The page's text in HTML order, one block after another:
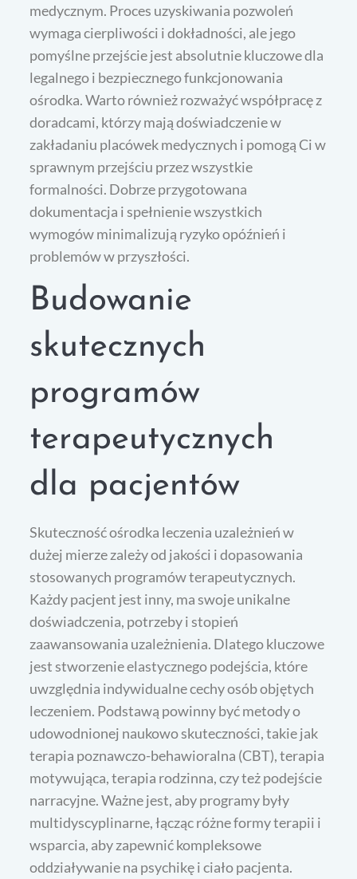
medycznym. Proces uzyskiwania pozwoleń
wymaga cierpliwości i dokładności, ale jego
pomyślne przejście jest absolutnie kluczowe dla
legalnego i bezpiecznego funkcjonowania
ośrodka. Warto również rozważyć współpracę z
doradcami, którzy mają doświadczenie w
zakładaniu placówek medycznych i pomogą Ci w
sprawnym przejściu przez wszystkie
formalności. Dobrze przygotowana
dokumentacja i spełnienie wszystkich
wymogów minimalizują ryzyko opóźnień i
problemów w przyszłości.
Budowanie
skutecznych
programów
terapeutycznych
dla pacjentów
Skuteczność ośrodka leczenia uzależnień w
dużej mierze zależy od jakości i dopasowania
stosowanych programów terapeutycznych.
Każdy pacjent jest inny, ma swoje unikalne
doświadczenia, potrzeby i stopień
zaawansowania uzależnienia. Dlatego kluczowe
jest stworzenie elastycznego podejścia, które
uwzględnia indywidualne cechy osób objętych
leczeniem. Podstawą powinny być metody o
udowodnionej naukowo skuteczności, takie jak
terapia poznawczo-behawioralna (CBT), terapia
motywująca, terapia rodzinna, czy też podejście
narracyjne. Ważne jest, aby programy były
multidyscyplinarne, łącząc różne formy terapii i
wsparcia, aby zapewnić kompleksowe
oddziaływanie na psychikę i ciało pacjenta.